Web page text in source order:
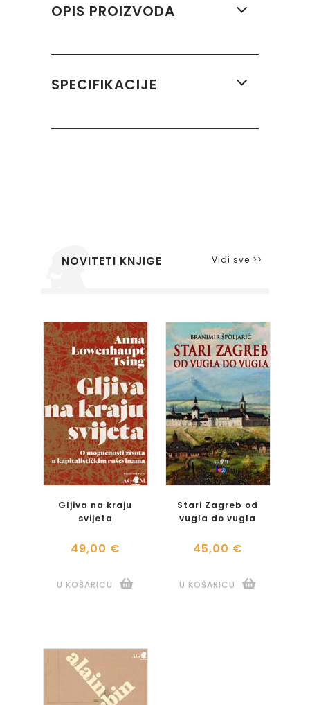
OPIS PROIZVODA
SPECIFIKACIJE
NOVITETI KNJIGE Vidi sve >>
Gljiva na kraju
svijeta
49,00 €
U KOŠARICU
Stari Zagreb od
vugla do vugla
45,00 €
U KOŠARICU